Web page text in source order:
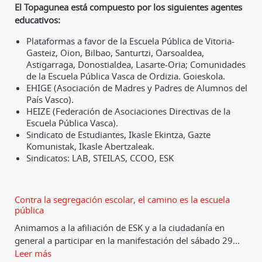
El Topagunea está compuesto por los siguientes agentes
educativos:
Plataformas a favor de la Escuela Pública de Vitoria-
Gasteiz, Oion, Bilbao, Santurtzi, Oarsoaldea,
Astigarraga, Donostialdea, Lasarte-Oria; Comunidades
de la Escuela Pública Vasca de Ordizia. Goieskola.
EHIGE (Asociación de Madres y Padres de Alumnos del
País Vasco).
HEIZE (Federación de Asociaciones Directivas de la
Escuela Pública Vasca).
Sindicato de Estudiantes, Ikasle Ekintza, Gazte
Komunistak, Ikasle Abertzaleak.
Sindicatos: LAB, STEILAS, CCOO, ESK
Contra la segregación escolar, el camino es la escuela
pública
Animamos a la afiliación de ESK y a la ciudadanía en
general a participar en la manifestación del sábado 29…
Leer más